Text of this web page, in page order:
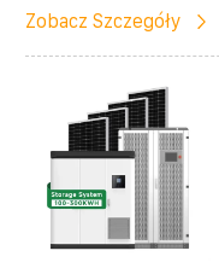
Zobacz Szczegóły